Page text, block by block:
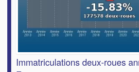
Immatriculations deux-roues